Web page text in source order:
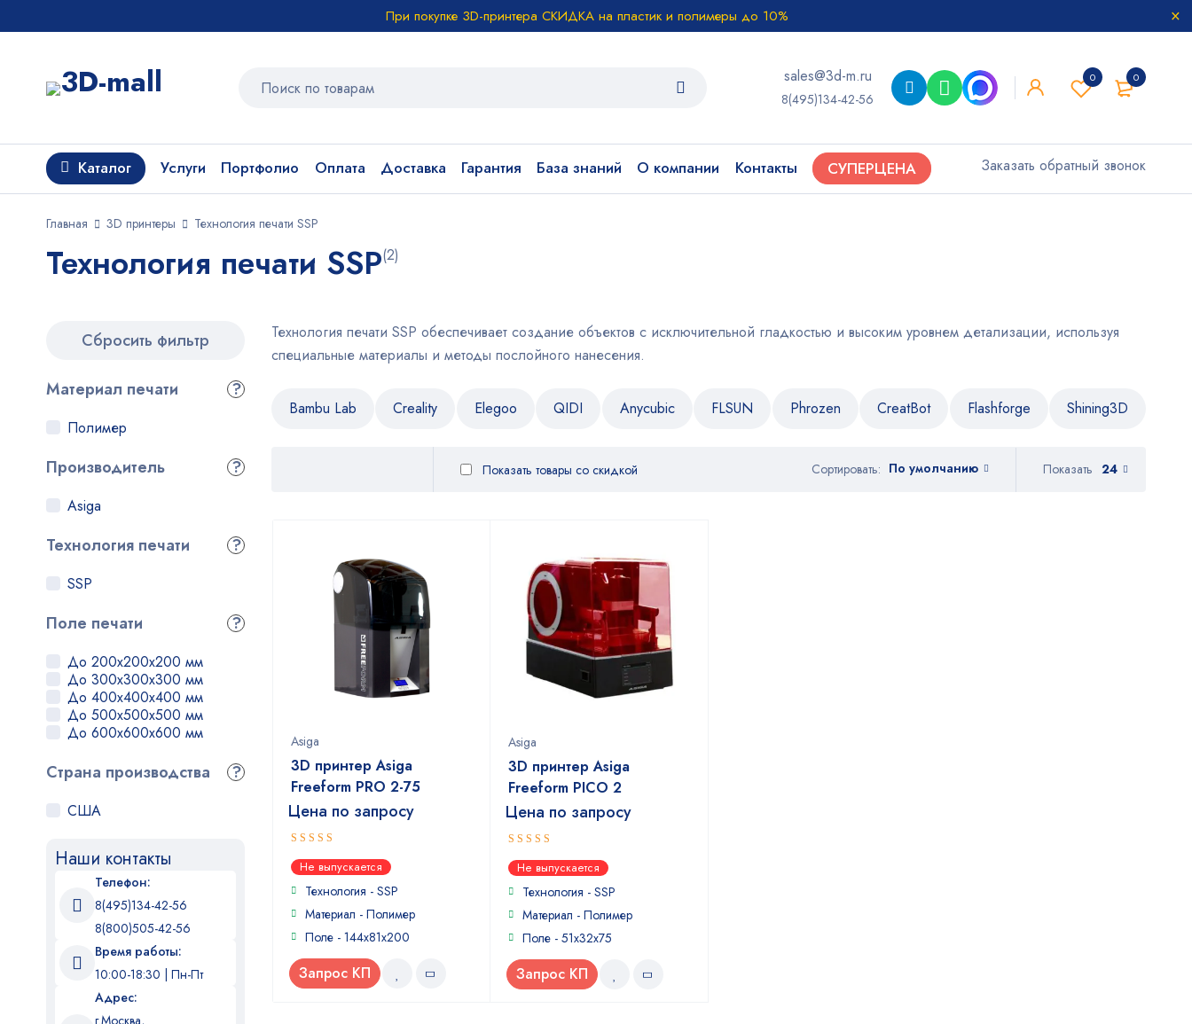
При покупке 3D-принтера СКИДКА на пластик и полимеры до 10%
0
0
sales@3d-m.ru
8(495)134-42-56
Каталог Услуги Портфолио Оплата Доставка Гарантия База знаний О компании Контакты СУПЕРЦЕНА Заказать обратный звонок
Главная 3D принтеры Технология печати SSP
Технология печати SSP(2)
Сбросить фильтр
Материал печати ?
Полимер
Производитель ?
Asiga
Технология печати ?
SSP
Поле печати ?
До 200x200x200 мм
До 300x300x300 мм
До 400x400x400 мм
До 500x500x500 мм
До 600x600x600 мм
Страна производства ?
США
Наши контакты
Телефон:
8(495)134-42-56
8(800)505-42-56
Время работы:
10:00-18:30 | Пн-Пт
Адрес:
г.Москва,
Технология печати SSP обеспечивает создание объектов с исключительной гладкостью и высоким уровнем детализации, используя
специальные материалы и методы послойного нанесения.
Bambu Lab Creality Elegoo QIDI Anycubic FLSUN Phrozen CreatBot Flashforge Shining3D
Сортировать: По умолчанию
Показать товары со скидкой Показать 24
Asiga
3D принтер Asiga
Freeform PRO 2-75
Цена по запросу
5out of 5
Не выпускается
Технология - SSP
Материал - Полимер
Поле - 144x81x200
Запрос КП
Asiga
3D принтер Asiga
Freeform PICO 2
Цена по запросу
5out of 5
Не выпускается
Технология - SSP
Материал - Полимер
Поле - 51x32x75
Запрос КП